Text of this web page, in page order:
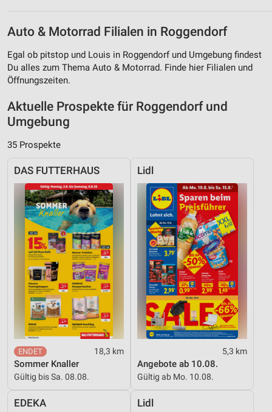
Auto & Motorrad Filialen in Roggendorf
Egal ob pitstop und Louis in Roggendorf und Umgebung findest
Du alles zum Thema Auto & Motorrad. Finde hier Filialen und
Öffnungszeiten.
Aktuelle Prospekte für Roggendorf und
Umgebung
35 Prospekte
DAS FUTTERHAUS
18,3 km
Sommer Knaller
Gültig bis Sa. 08.08.
Lidl
5,3 km
Angebote ab 10.08.
Gültig ab Mo. 10.08.
EDEKA Lidl